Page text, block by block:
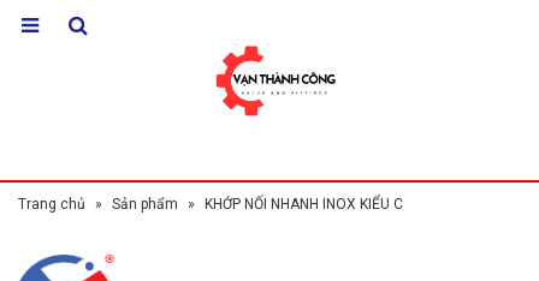
Trang chủ » Sản phẩm » KHỚP NỐI NHANH INOX KIỂU C